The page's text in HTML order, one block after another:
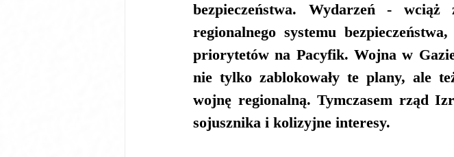
bezpieczeństwa. Wydarzeń -
regionalnego systemu
priorytetów na Pacyfik. Wojna w
nie tylko zablokowały te plany, ale
wojnę regionalną. Tymczasem rząd
sojusznika i kolizyjne interesy.